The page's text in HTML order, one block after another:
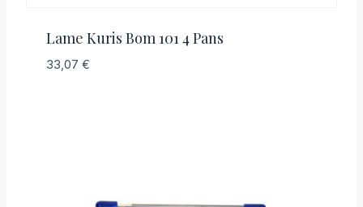
Lame Kuris Bom 101 4 Pans
33,07 €